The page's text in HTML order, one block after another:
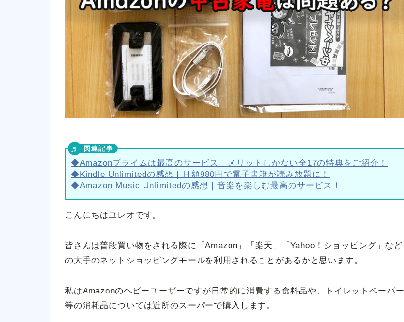
◆Amazonプライムは最高のサービス｜メリットしかない全17の特典をご紹介！
◆Kindle Unlimitedの感想｜月額980円で電子書籍が読み放題に！
◆Amazon Music Unlimitedの感想｜ 音楽を楽しむ最高のサービス！
こんにちはユレオです。
皆さんは普段買い物をされる際に「Amazon」「楽天」「Yahoo！ショッピング」など
の大手のネットショッピングモールを利用されることがあるかと思います。
私はAmazonのヘビーユーザーですが日常的に消費する食料品や、トイレットペーパー
等の消耗品については近所のスーパーで購入します。